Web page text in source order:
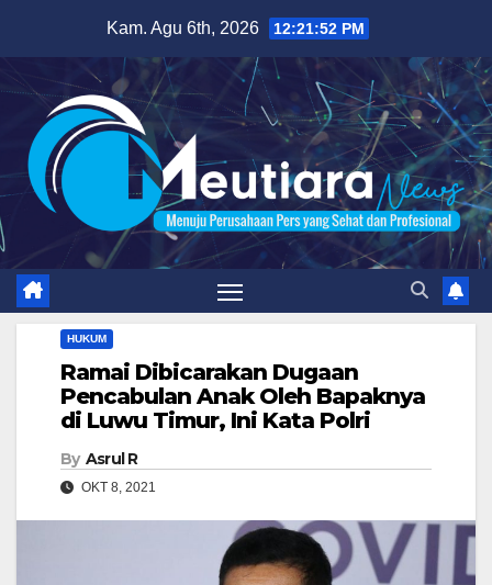
content
Kam. Agu 6th, 2026 12:21:53 PM
HUKUM
Ramai Dibicarakan Dugaan
Pencabulan Anak Oleh Bapaknya
di Luwu Timur, Ini Kata Polri
By Asrul R
OKT 8, 2021